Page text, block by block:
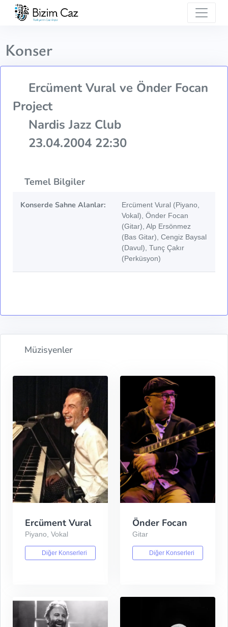
Konser
Ercüment Vural ve Önder Focan
Project
Nardis Jazz Club
23.04.2004 22:30
Temel Bilgiler
Konserde Sahne Alanlar:
Ercüment Vural (Piyano,
Vokal), Önder Focan
(Gitar), Alp Ersönmez
(Bas Gitar), Cengiz Baysal
(Davul), Tunç Çakır
(Perküsyon)
Müzisyenler
Ercüment Vural
Piyano, Vokal
Diğer Konserleri
Önder Focan
Gitar
Diğer Konserleri